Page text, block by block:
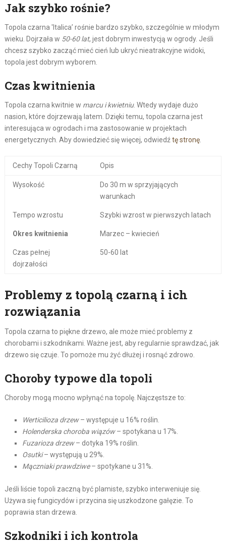
Jak szybko rośnie?
Topola czarna 'Italica’ rośnie bardzo szybko, szczególnie w młodym
wieku. Dojrzała w 50-60 lat, jest dobrym inwestycją w ogrody. Jeśli
chcesz szybko zacząć mieć cień lub ukryć nieatrakcyjne widoki,
topola jest dobrym wyborem.
Czas kwitnienia
Topola czarna kwitnie w marcu i kwietniu. Wtedy wydaje dużo
nasion, które dojrzewają latem. Dzięki temu, topola czarna jest
interesująca w ogrodach i ma zastosowanie w projektach
energetycznych. Aby dowiedzieć się więcej, odwiedźtę stronę.
Cechy Topoli Czarną Opis
Wysokość
Do 30 m w sprzyjających
warunkach
Tempo wzrostu Szybki wzrost w pierwszych latach
Okres kwitnienia Marzec – kwiecień
Czas pełnej
dojrzałości
50-60 lat
Problemy z topolą czarną i ich
rozwiązania
Topola czarna to piękne drzewo, ale może mieć problemy z
chorobami i szkodnikami. Ważne jest, aby regularnie sprawdzać, jak
drzewo się czuje. To pomoże mu żyć dłużej i rosnąć zdrowo.
Choroby typowe dla topoli
Choroby mogą mocno wpłynąć na topolę. Najczęstsze to:
Werticilioza drzew– występuje u 16% roślin.
Holenderska choroba wiązów– spotykana u 17%.
Fuzarioza drzew– dotyka 19% roślin.
Osutki– występują u 29%.
Mączniaki prawdziwe– spotykane u 31%.
Jeśli liście topoli zaczną być plamiste, szybko interweniuje się.
Używa się fungicydów i przycina się uszkodzone gałęzie. To
poprawia stan drzewa.
Szkodniki i ich kontrola